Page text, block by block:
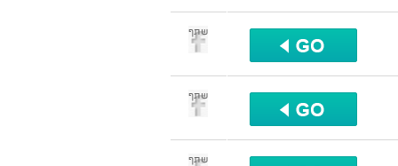
שתף
שתף
שתף